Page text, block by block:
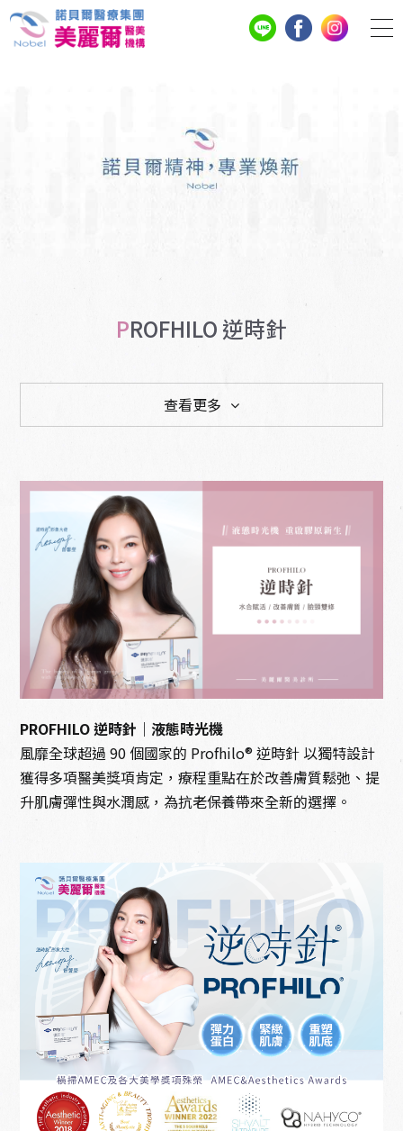
PROFHILO 逆時針
查看更多
PROFHILO 逆時針｜液態時光機
風靡全球超過 90 個國家的 Profhilo® 逆時針 以獨特設計
獲得多項醫美獎項肯定，療程重點在於改善膚質鬆弛、提
升肌膚彈性與水潤感，為抗老保養帶來全新的選擇。